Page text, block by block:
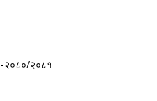
२०८०/२०८१